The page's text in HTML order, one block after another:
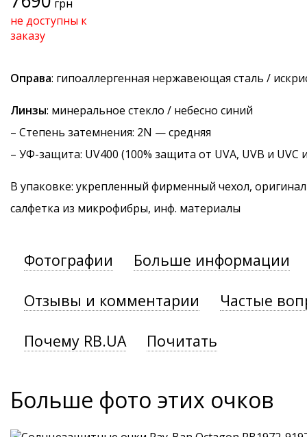
грн
не доступны к
заказу
Оправа: гипоаллергенная нержавеющая сталь /
Линзы: минеральное стекло / небесно синий
– Степень затемнения: 2N — средняя
– УФ-защита: UV400 (100% защита от UVA, UVB и UVC
В упаковке: укрепленный фирменный чехол,
салфетка из микрофибры, инф. материалы
Фотографии Больше информации
Отзывы и комментарии Частые
Почему RB.UA Почитать
Больше фото этих очков